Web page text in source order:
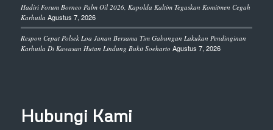
Hadiri Forum Borneo Palm Oil 2026, Kapolda Kaltim Tegaskan Komitmen Cegah
Karhutla Agustus 7, 2026
Respon Cepat Polsek Loa Janan Bersama Tim Gabungan Lakukan Pendinginan
Karhutla Di Kawasan Hutan Lindung Bukit Soeharto Agustus 7, 2026
Hubungi Kami